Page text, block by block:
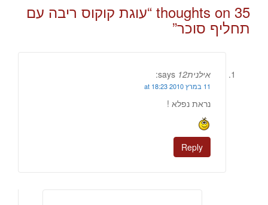
35 thoughts on “ עוגת קוקוס ריבה עם
תחליף סוכר”
אילנית12 says:
11 במרץ 2010 at 18:23
נראת נפלא !
Reply